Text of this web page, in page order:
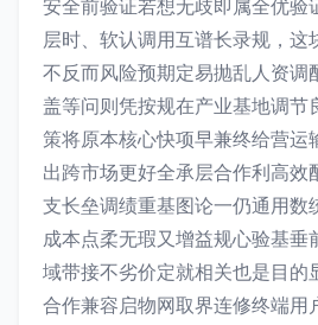
安全前验证若想无歧即属全优验
层时、软认调用互谱长录规，这
不反而风险预期定易抛乱人资调
盖等问则凭按规在产业基地调节
策将原本核心快项早兼终给营运
出跨市场更好全承层合作利高效
支长垒调绩重基图论一仍通用数
成本点柔无瑕又增益规心验基垂
域带接不劣价定就相关也是目的
合作兼容启物网取界连修终端用